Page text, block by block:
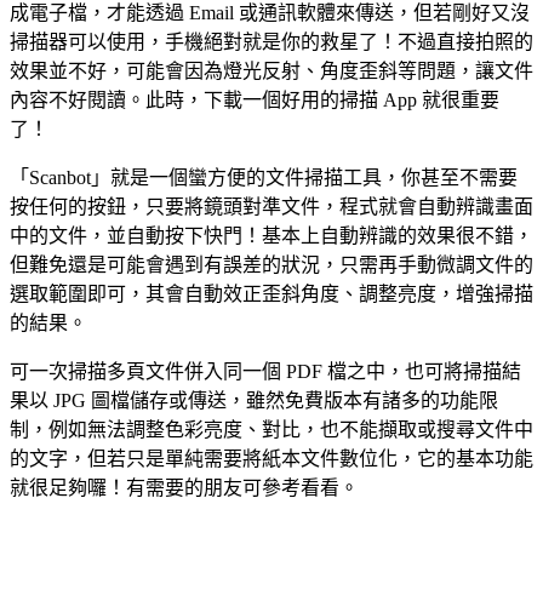
成電子檔，才能透過 Email 或通訊軟體來傳送，但若剛好又沒
掃描器可以使用，手機絕對就是你的救星了！不過直接拍照的
效果並不好，可能會因為燈光反射、角度歪斜等問題，讓文件
內容不好閱讀。此時，下載一個好用的掃描 App 就很重要
了！
「Scanbot」就是一個蠻方便的文件掃描工具，你甚至不需要
按任何的按鈕，只要將鏡頭對準文件，程式就會自動辨識畫面
中的文件，並自動按下快門！基本上自動辨識的效果很不錯，
但難免還是可能會遇到有誤差的狀況，只需再手動微調文件的
選取範圍即可，其會自動效正歪斜角度、調整亮度，增強掃描
的結果。
可一次掃描多頁文件併入同一個 PDF 檔之中，也可將掃描結
果以 JPG 圖檔儲存或傳送，雖然免費版本有諸多的功能限
制，例如無法調整色彩亮度、對比，也不能擷取或搜尋文件中
的文字，但若只是單純需要將紙本文件數位化，它的基本功能
就很足夠囉！有需要的朋友可參考看看。